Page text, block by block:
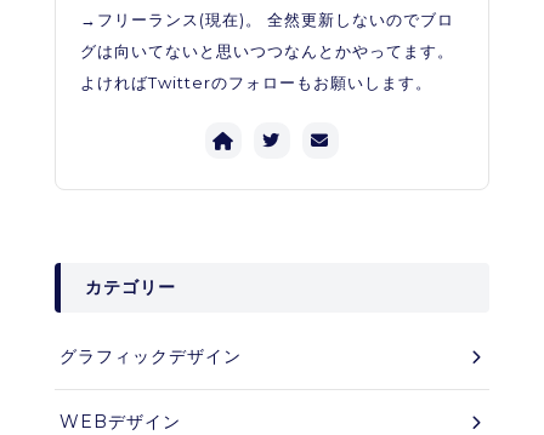
→フリーランス(現在)。 全然更新しないのでブロ
グは向いてないと思いつつなんとかやってます。
よければTwitterのフォローもお願いします。
カテゴリー
グラフィックデザイン
WEBデザイン